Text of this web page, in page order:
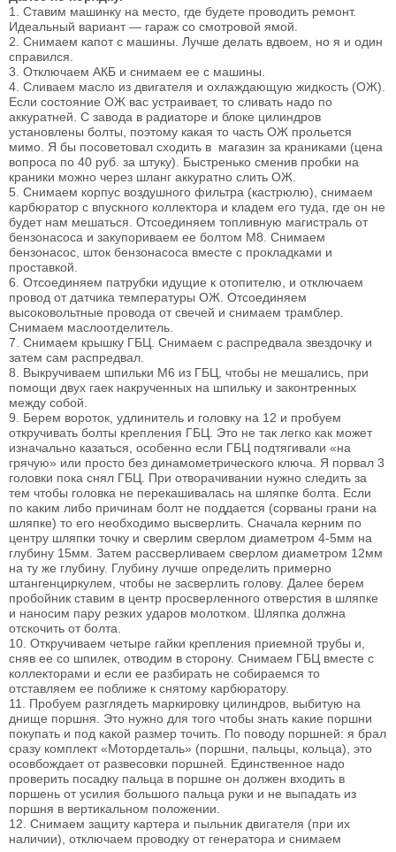
1. Ставим машинку на место, где будете проводить ремонт.
Идеальный вариант — гараж со смотровой ямой.
2. Снимаем капот с машины. Лучше делать вдвоем, но я и один
справился.
3. Отключаем АКБ и снимаем ее с машины.
4. Сливаем масло из двигателя и охлаждающую жидкость (ОЖ).
Если состояние ОЖ вас устраивает, то сливать надо по
аккуратней. С завода в радиаторе и блоке цилиндров
установлены болты, поэтому какая то часть ОЖ прольется
мимо. Я бы посоветовал сходить в магазин за краниками (цена
вопроса по 40 руб. за штуку). Быстренько сменив пробки на
краники можно через шланг аккуратно слить ОЖ.
5. Снимаем корпус воздушного фильтра (кастрюлю), снимаем
карбюратор с впускного коллектора и кладем его туда, где он не
будет нам мешаться. Отсоединяем топливную магистраль от
бензонасоса и закупориваем ее болтом М8. Снимаем
бензонасос, шток бензонасоса вместе с прокладками и
проставкой.
6. Отсоединяем патрубки идущие к отопителю, и отключаем
провод от датчика температуры ОЖ. Отсоединяем
высоковольтные провода от свечей и снимаем трамблер.
Снимаем маслоотделитель.
7. Снимаем крышку ГБЦ. Снимаем с распредвала звездочку и
затем сам распредвал.
8. Выкручиваем шпильки М6 из ГБЦ, чтобы не мешались, при
помощи двух гаек накрученных на шпильку и законтренных
между собой.
9. Берем вороток, удлинитель и головку на 12 и пробуем
откручивать болты крепления ГБЦ. Это не так легко как может
изначально казаться, особенно если ГБЦ подтягивали «на
грячую» или просто без динамометрического ключа. Я порвал 3
головки пока снял ГБЦ. При отворачивании нужно следить за
тем чтобы головка не перекашивалась на шляпке болта. Если
по каким либо причинам болт не поддается (сорваны грани на
шляпке) то его необходимо высверлить. Сначала керним по
центру шляпки точку и cверлим сверлом диаметром 4-5мм на
глубину 15мм. Затем рассверливаем сверлом диаметром 12мм
на ту же глубину. Глубину лучше определить примерно
штангенциркулем, чтобы не засверлить голову. Далее берем
пробойник ставим в центр просверленного отверстия в шляпке
и наносим пару резких ударов молотком. Шляпка должна
отскочить от болта.
10. Откручиваем четыре гайки крепления приемной трубы и,
сняв ее со шпилек, отводим в сторону. Снимаем ГБЦ вместе с
коллекторами и если ее разбирать не собираемся то
отставляем ее поближе к снятому карбюратору.
11. Пробуем разглядеть маркировку цилиндров, выбитую на
днище поршня. Это нужно для того чтобы знать какие поршни
покупать и под какой размер точить. По поводу поршней: я брал
сразу комплект «Мотордеталь» (поршни, пальцы, кольца), это
осовбождает от развесовки поршней. Единственное надо
проверить посадку пальца в поршне он должен входить в
поршень от усилия большого пальца руки и не выпадать из
поршня в вертикальном положении.
12. Снимаем защиту картера и пыльник двигателя (при их
наличии), отключаем проводку от генератора и снимаем